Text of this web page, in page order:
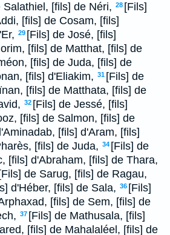
[fils] de Néri, 28 [Fils]
[fils] de Cosam, [fils]
29 [Fils] de José, [fils]
[fils] de Matthat, [fils] de
[fils] de Juda, [fils] de
[fils] d'Eliakim, 31 [Fils] de
[fils] de Matthata, [fils] de
32 [Fils] de Jessé, [fils]
[fils] de Salmon, [fils] de
[fils] d'Aram, [fils]
[fils] de Juda, 34 [Fils] de
[fils] d'Abraham, [fils] de Thara,
[Fils] de Sarug, [fils] de Ragau,
d'Héber, [fils] de Sala, 36 [Fils]
[fils] de Sem, [fils] de
37 [Fils] de Mathusala, [fils]
[fils] de Mahalaléel, [fils] de